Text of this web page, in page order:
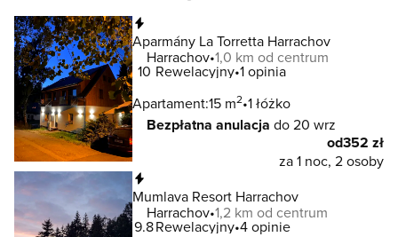
Aparmány La Torretta Harrachov
Harrachov 1,0 km od centrum
10 Rewelacyjny 1 opinia
Apartament:15 m2 1 łóżko
Bezpłatna anulacja do 20 wrz
od352 zł
za 1 noc, 2 osoby
Mumlava Resort Harrachov
Harrachov 1,2 km od centrum
9.8Rewelacyjny 4 opinie